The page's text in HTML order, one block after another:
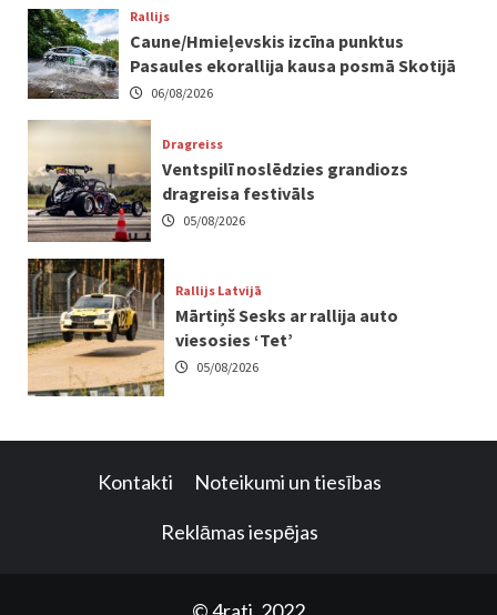
Rallijs
Caune/Hmieļevskis izcīna punktus
Pasaules ekorallija kausa posmā Skotijā
06/08/2026
Dragreiss
Ventspilī noslēdzies grandiozs
dragreisa festivāls
05/08/2026
Rallijs Latvijā
Mārtiņš Sesks ar rallija auto
viesosies ‘Tet’
05/08/2026
Kontakti Noteikumi un tiesības
Reklāmas iespējas